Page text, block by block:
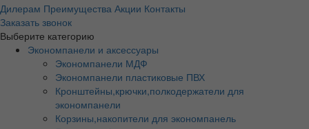
Дилерам Преимущества Акции Контакты
Заказать звонок
Выберите категорию
Экономпанели и аксессуары
Экономпанели МДФ
Экономпанели пластиковые ПВХ
Кронштейны,крючки,полкодержатели для
экономпанели
Корзины,накопители для экономпанель